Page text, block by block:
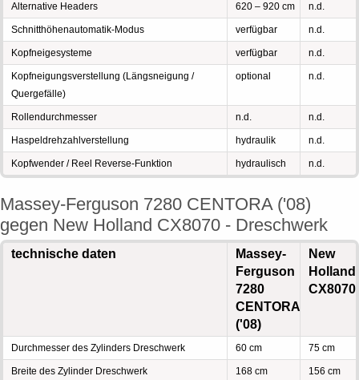
Alternative Headers 620 – 920 cm n.d.
Schnitthöhenautomatik-Modus verfügbar n.d.
Kopfneigesysteme verfügbar n.d.
Kopfneigungsverstellung (Längsneigung /
Quergefälle)
optional n.d.
Rollendurchmesser n.d. n.d.
Haspeldrehzahlverstellung hydraulik n.d.
Kopfwender / Reel Reverse-Funktion hydraulisch n.d.
Massey-Ferguson 7280 CENTORA ('08)
gegen New Holland CX8070 - Dreschwerk
technische daten
Massey-
Ferguson
7280
CENTORA
('08)
New
Holland
CX8070
Durchmesser des Zylinders Dreschwerk 60 cm 75 cm
Breite des Zylinder Dreschwerk 168 cm 156 cm